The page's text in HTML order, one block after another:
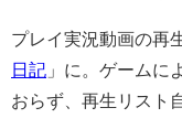
プレイ実況動画の再
日記 」に。ゲームに
おらず、再生リスト